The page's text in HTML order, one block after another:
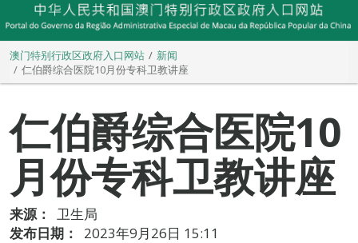
澳门特别行政区政府入口网站
新闻
仁伯爵综合医院10月份专科卫教讲座
仁伯爵综合医院10
月份专科卫教讲座
来源：
卫生局
发布日期：
2023年9月26日 15:11